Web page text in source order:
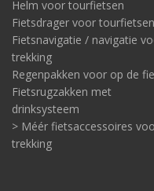
Helm voor tourfietsen
Fietsdrager voor tourfietsen
Fietsnavigatie / navigatie
trekking
Regenpakken voor op de
Fietsrugzakken met
drinksysteem
> Méér fietsaccessoires
trekking